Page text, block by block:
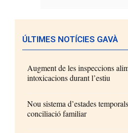
ÚLTIMES NOTÍCIES GAVÀ
Augment de les inspeccions
intoxicacions durant l’estiu
Nou sistema d’estades
conciliació familiar